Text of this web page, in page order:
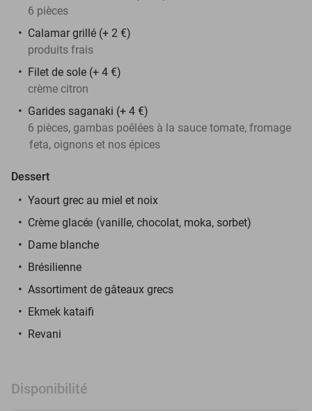
6 pièces
Calamar grillé (+ 2 €)
produits frais
Filet de sole (+ 4 €)
crème citron
Garides saganaki (+ 4 €)
6 pièces, gambas poêlées à la sauce tomate, fromage
feta, oignons et nos épices
Dessert
Yaourt grec au miel et noix
Crème glacée (vanille, chocolat, moka, sorbet)
Dame blanche
Brésilienne
Assortiment de gâteaux grecs
Ekmek kataifi
Revani
Disponibilité